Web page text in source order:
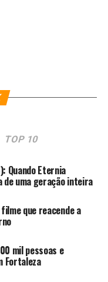
TOP 10
Quando Eternia
uma geração inteira
que reacende a
mil pessoas e
Fortaleza